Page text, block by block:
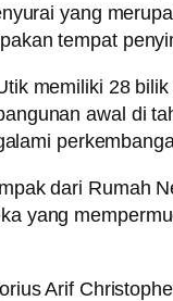
yang
tempat
memiliki 28
awal di
dari Rumah
yang
Arif